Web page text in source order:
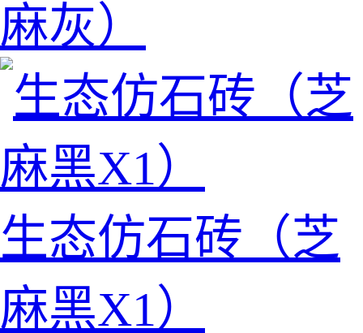
麻灰）
生态仿石砖（芝
麻黑X1）